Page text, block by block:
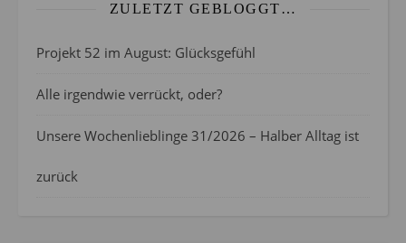
ZULETZT GEBLOGGT…
Projekt 52 im August: Glücksgefühl
Alle irgendwie verrückt, oder?
Unsere Wochenlieblinge 31/2026 – Halber Alltag ist
zurück